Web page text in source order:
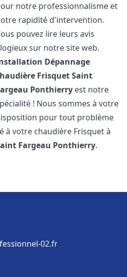
notre professionnalisme et
rapidité d'intervention.
pouvez lire leurs avis
sur notre site web.
Dépannage
FrisquetSaint
Ponthierry est notre
! Nous sommes à votre
pour tout problème
à votre chaudière Frisquet à
Fargeau Ponthierry.
02.fr